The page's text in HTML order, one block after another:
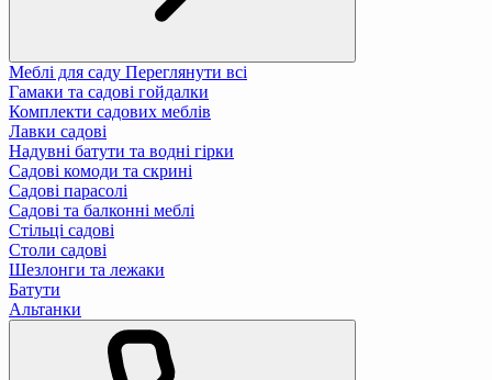
Меблі для саду Переглянути всі
Гамаки та садові гойдалки
Комплекти садових меблів
Лавки садові
Надувні батути та водні гірки
Садові комоди та скрині
Садові парасолі
Садові та балконні меблі
Стільці садові
Столи садові
Шезлонги та лежаки
Батути
Альтанки